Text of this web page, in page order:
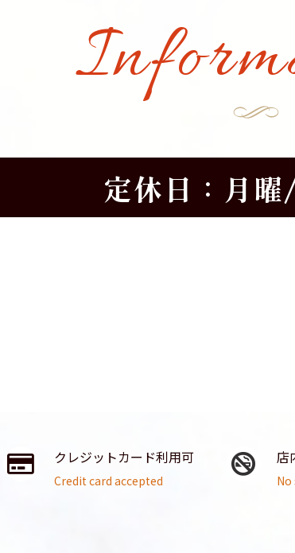
定休日：月
クレジットカード利用可
Credit card accepted
店